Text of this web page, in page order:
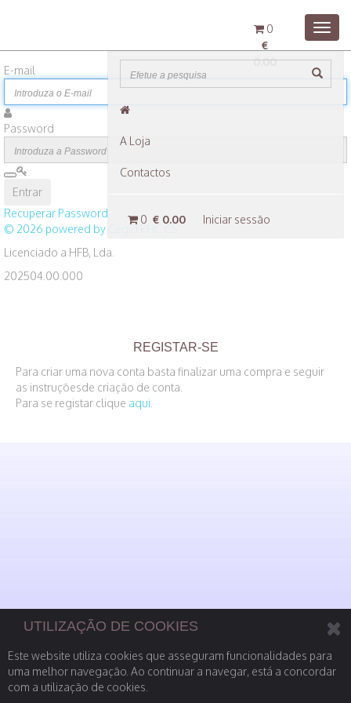
Menu
0
€
0.00
A Loja
Contactos
0 € 0.00 Iniciar sessão
E-mail
Password
Recuperar Password
© 2026 powered by Cegid PHC CS
Licenciado a HFB, Lda.
202504.00.000
REGISTAR-SE
Para criar uma nova conta basta finalizar uma compra e seguir
as instruçõesde criação de conta.
Para se registar clique aqui.
UTILIZAÇÃO DE COOKIES
Este website utiliza cookies que asseguram funcionalidades para
uma melhor navegação. Ao continuar a navegar, está a concordar
com a utilização de cookies.